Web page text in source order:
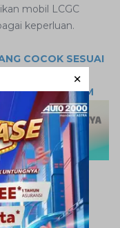
mobil LCGC
keperluan.
COCOK SESUAI
DENGAN
DIGIROOM
Seater Bagi